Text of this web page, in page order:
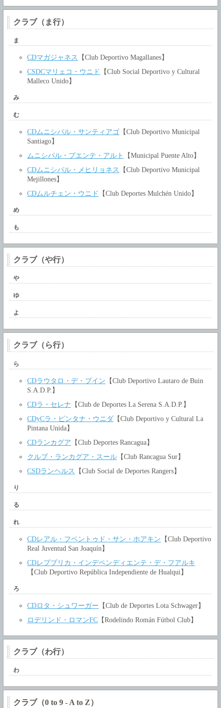
クラブ（ま行）
ま
CDマガジャネス
【Club Deportivo Magallanes】
CSDCマリェコ・ウニド
【Club Social Deportivo y Cultural
Malleco Unido】
み
む
CDムニシパル・サンティアゴ 【Club Deportivo Municipal
Santiago】
ムニシパル・プエンテ・アルト
【Municipal Puente Alto】
CDムニシパル・メヒリョネス
【Club Deportivo Municipal
Mejillones】
CDムルチェン・ウニド
【Club Deportes Mulchén Unido】
め
も
クラブ（や行）
や
ゆ
よ
クラブ（ら行）
ら
CDラウタロ・デ・ブイン 【Club Deportivo Lautaro de Buin
S.A.D.P.】
CDラ・セレナ 【Club de Deportes La Serena S.A.D.P.】
CDyCラ・ピンタナ・ウニダ 【Club Deportivo y Cultural La
Pintana Unida】
CDランカグア 【Club Deportes Rancagua】
クルブ・ランカグア・スール 【Club Rancagua Sur】
CSDランヘルス
【Club Social de Deportes Rangers】
り
る
れ
CDレアル・フベントゥド・サン・ホアキン 【Club Deportivo
Real Juventud San Joaquín】
CDレプブリカ・インデペンディエンテ・デ・フアルキ
【Club Deportivo República Independiente de Hualqui】
ろ
CDロタ・シュワーガー 【Club de Deportes Lota Schwager】
ロデリンド・ロマンFC 【Rodelindo Román Fútbol Club】
クラブ（わ行）
わ
クラブ（0 to 9 - A to Z）